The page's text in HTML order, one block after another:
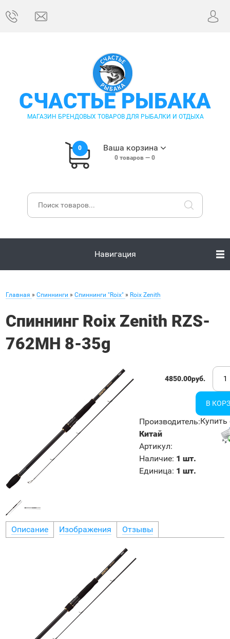
СЧАСТЬЕ РЫБАКА
МАГАЗИН БРЕНДОВЫХ ТОВАРОВ ДЛЯ РЫБАЛКИ И ОТДЫХА
0 Ваша корзина
0товаров — 0
Навигация
Главная » Спиннинги » Спиннинги "Roix" » Roix Zenith
Спиннинг Roix Zenith RZS-
762MH 8-35g
4850.00руб.
Производитель:
Китай
Артикул:
Наличие: 1 шт.
Единица: 1 шт.
Купить
Описание Изображения Отзывы